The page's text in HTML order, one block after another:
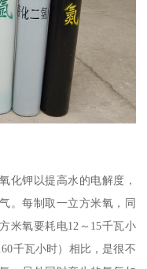
化钾以提高水的电解度，
。每制取一立方米氧，同
米氧要耗电12～15千瓦小
千瓦小时）相比，是很不